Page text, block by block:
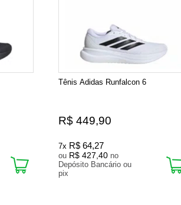
Tênis Adidas Runfalcon 6
R$ 449,90
7x R$ 64,27
ou R$ 427,40 no
Depósito Bancário ou
pix